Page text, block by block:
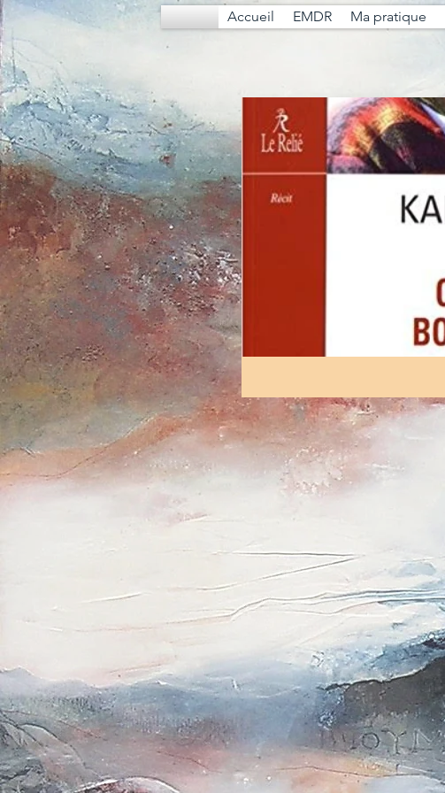
Accueil EMDR Ma pratique